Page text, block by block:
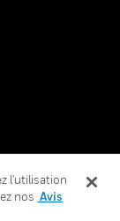
l'utilisation
nos Avis